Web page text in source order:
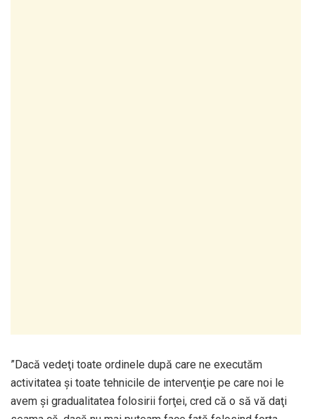
”Dacă vedeţi toate ordinele după care ne executăm
activitatea şi toate tehnicile de intervenţie pe care noi le
avem şi gradualitatea folosirii forţei, cred că o să vă daţi